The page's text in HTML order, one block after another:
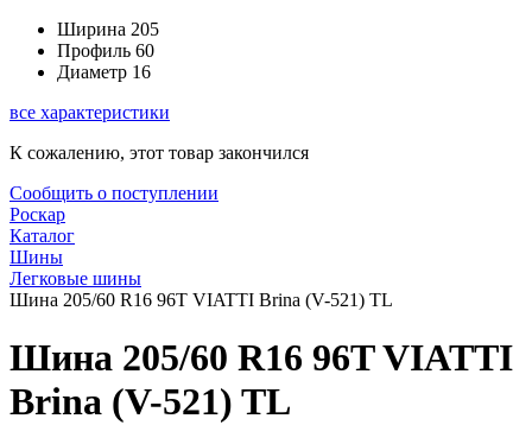
Ширина 205
Профиль 60
Диаметр 16
все характеристики
К сожалению, этот товар закончился
Сообщить о поступлении
Роскар
Каталог
Шины
Легковые шины
Шина 205/60 R16 96T VIATTI Brina (V-521) TL
Шина 205/60 R16 96T VIATTI
Brina (V-521) TL